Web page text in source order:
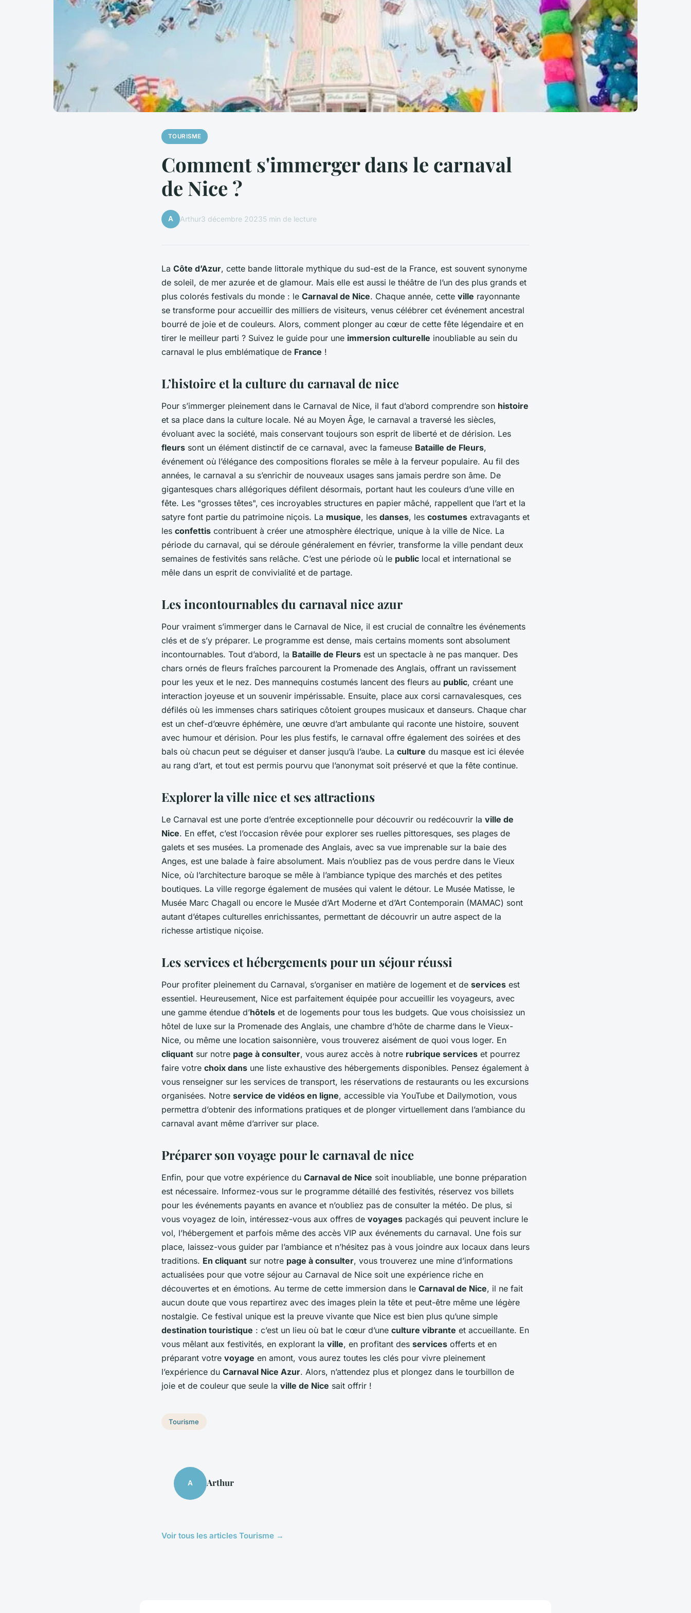
TOURISME
Comment s'immerger dans le carnaval
de Nice ?
A Arthur3 décembre 20235 min de lecture
La Côte d’Azur, cette bande littorale mythique du sud-est de la France, est souvent synonyme
de soleil, de mer azurée et de glamour. Mais elle est aussi le théâtre de l’un des plus grands et
plus colorés festivals du monde : le Carnaval de Nice. Chaque année, cette ville rayonnante
se transforme pour accueillir des milliers de visiteurs, venus célébrer cet événement ancestral
bourré de joie et de couleurs. Alors, comment plonger au cœur de cette fête légendaire et en
tirer le meilleur parti ? Suivez le guide pour une immersion culturelle inoubliable au sein du
carnaval le plus emblématique de France !
L’histoire et la culture du carnaval de nice
Pour s’immerger pleinement dans le Carnaval de Nice, il faut d’abord comprendre son histoire
et sa place dans la culture locale. Né au Moyen Âge, le carnaval a traversé les siècles,
évoluant avec la société, mais conservant toujours son esprit de liberté et de dérision. Les
fleurs sont un élément distinctif de ce carnaval, avec la fameuse Bataille de Fleurs,
événement où l’élégance des compositions florales se mêle à la ferveur populaire. Au fil des
années, le carnaval a su s’enrichir de nouveaux usages sans jamais perdre son âme. De
gigantesques chars allégoriques défilent désormais, portant haut les couleurs d’une ville en
fête. Les "grosses têtes", ces incroyables structures en papier mâché, rappellent que l’art et la
satyre font partie du patrimoine niçois. La musique, les danses, les costumes extravagants et
les confettis contribuent à créer une atmosphère électrique, unique à la ville de Nice. La
période du carnaval, qui se déroule généralement en février, transforme la ville pendant deux
semaines de festivités sans relâche. C’est une période où le public local et international se
mêle dans un esprit de convivialité et de partage.
Les incontournables du carnaval nice azur
Pour vraiment s’immerger dans le Carnaval de Nice, il est crucial de connaître les événements
clés et de s’y préparer. Le programme est dense, mais certains moments sont absolument
incontournables. Tout d’abord, la Bataille de Fleurs est un spectacle à ne pas manquer. Des
chars ornés de fleurs fraîches parcourent la Promenade des Anglais, offrant un ravissement
pour les yeux et le nez. Des mannequins costumés lancent des fleurs au public, créant une
interaction joyeuse et un souvenir impérissable. Ensuite, place aux corsi carnavalesques, ces
défilés où les immenses chars satiriques côtoient groupes musicaux et danseurs. Chaque char
est un chef-d’œuvre éphémère, une œuvre d’art ambulante qui raconte une histoire, souvent
avec humour et dérision. Pour les plus festifs, le carnaval offre également des soirées et des
bals où chacun peut se déguiser et danser jusqu’à l’aube. La culture du masque est ici élevée
au rang d’art, et tout est permis pourvu que l’anonymat soit préservé et que la fête continue.
Explorer la ville nice et ses attractions
Le Carnaval est une porte d’entrée exceptionnelle pour découvrir ou redécouvrir la ville de
Nice. En effet, c’est l’occasion rêvée pour explorer ses ruelles pittoresques, ses plages de
galets et ses musées. La promenade des Anglais, avec sa vue imprenable sur la baie des
Anges, est une balade à faire absolument. Mais n’oubliez pas de vous perdre dans le Vieux
Nice, où l’architecture baroque se mêle à l’ambiance typique des marchés et des petites
boutiques. La ville regorge également de musées qui valent le détour. Le Musée Matisse, le
Musée Marc Chagall ou encore le Musée d’Art Moderne et d’Art Contemporain (MAMAC) sont
autant d’étapes culturelles enrichissantes, permettant de découvrir un autre aspect de la
richesse artistique niçoise.
Les services et hébergements pour un séjour réussi
Pour profiter pleinement du Carnaval, s’organiser en matière de logement et de services est
essentiel. Heureusement, Nice est parfaitement équipée pour accueillir les voyageurs, avec
une gamme étendue d’hôtels et de logements pour tous les budgets. Que vous choisissiez un
hôtel de luxe sur la Promenade des Anglais, une chambre d’hôte de charme dans le Vieux-
Nice, ou même une location saisonnière, vous trouverez aisément de quoi vous loger. En
cliquant sur notre page à consulter, vous aurez accès à notre rubrique services et pourrez
faire votre choix dans une liste exhaustive des hébergements disponibles. Pensez également à
vous renseigner sur les services de transport, les réservations de restaurants ou les excursions
organisées. Notre service de vidéos en ligne, accessible via YouTube et Dailymotion, vous
permettra d’obtenir des informations pratiques et de plonger virtuellement dans l’ambiance du
carnaval avant même d’arriver sur place.
Préparer son voyage pour le carnaval de nice
Enfin, pour que votre expérience du Carnaval de Nice soit inoubliable, une bonne préparation
est nécessaire. Informez-vous sur le programme détaillé des festivités, réservez vos billets
pour les événements payants en avance et n’oubliez pas de consulter la météo. De plus, si
vous voyagez de loin, intéressez-vous aux offres de voyages packagés qui peuvent inclure le
vol, l’hébergement et parfois même des accès VIP aux événements du carnaval. Une fois sur
place, laissez-vous guider par l’ambiance et n’hésitez pas à vous joindre aux locaux dans leurs
traditions. En cliquant sur notre page à consulter, vous trouverez une mine d’informations
actualisées pour que votre séjour au Carnaval de Nice soit une expérience riche en
découvertes et en émotions. Au terme de cette immersion dans le Carnaval de Nice, il ne fait
aucun doute que vous repartirez avec des images plein la tête et peut-être même une légère
nostalgie. Ce festival unique est la preuve vivante que Nice est bien plus qu’une simple
destination touristique : c’est un lieu où bat le cœur d’une culture vibrante et accueillante. En
vous mêlant aux festivités, en explorant la ville, en profitant des services offerts et en
préparant votre voyage en amont, vous aurez toutes les clés pour vivre pleinement
l’expérience du Carnaval Nice Azur. Alors, n’attendez plus et plongez dans le tourbillon de
joie et de couleur que seule la ville de Nice sait offrir !
Tourisme
A Arthur
Voir tous les articles Tourisme →